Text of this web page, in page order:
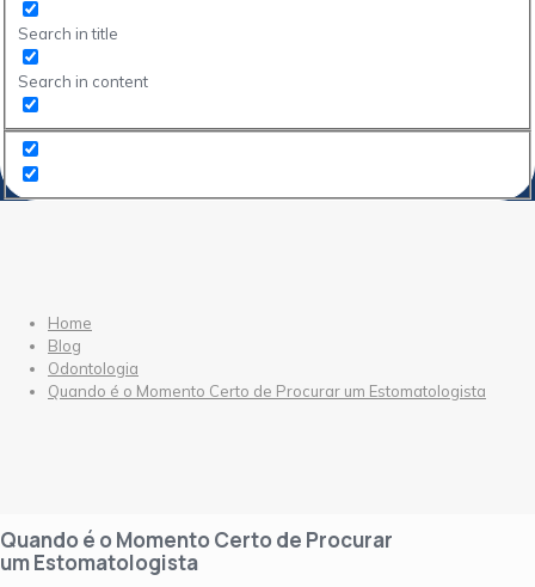
Search in title
Search in content
Home
Blog
Odontologia
Quando é o Momento Certo de Procurar um Estomatologista
Quando é o Momento Certo de Procurar
um Estomatologista